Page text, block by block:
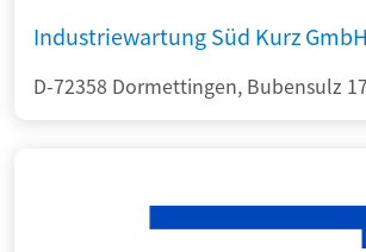
Industriewartung Süd Kurz
D-72358 Dormettingen, Bubensulz